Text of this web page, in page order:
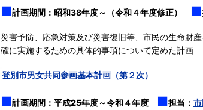
■計画期間：昭和38年度～（令和４年度修正） ■
災害予防、応急対策及び災害復旧等、市民の生命財
確に実施するための具体的事項について定めた計画
登別市男女共同参画基本計画（第２次）
■計画期間： 平成25年度～令和４年度 ■担当：